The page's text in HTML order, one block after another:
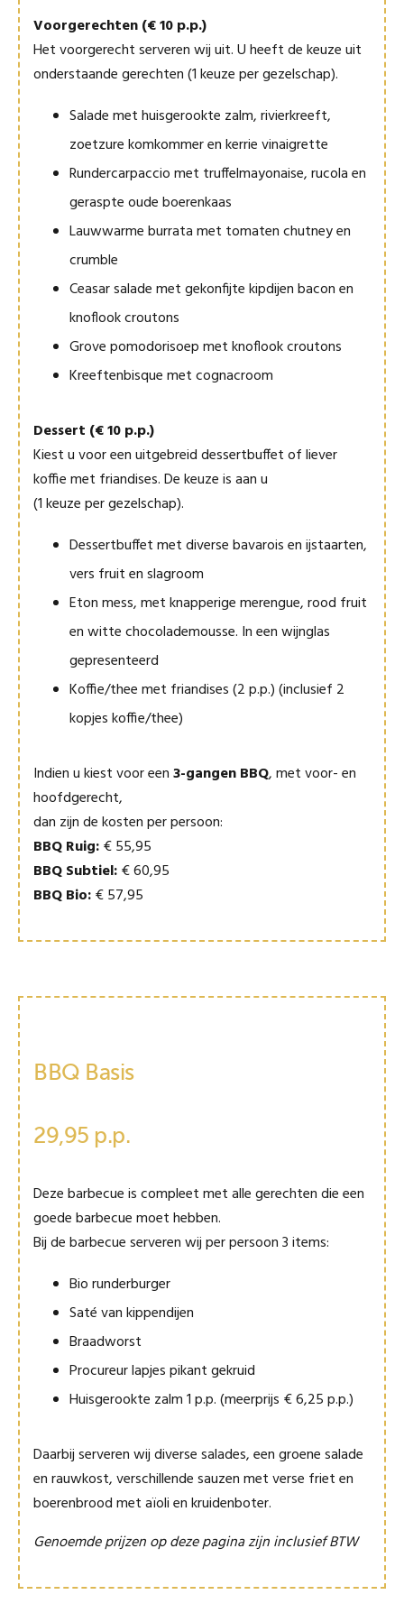
Voorgerechten (€ 10 p.p.)
Het voorgerecht serveren wij uit. U heeft de keuze uit
onderstaande gerechten (1 keuze per gezelschap).
Salade met huisgerookte zalm, rivierkreeft,
zoetzure komkommer en kerrie vinaigrette
Rundercarpaccio met truffelmayonaise, rucola en
geraspte oude boerenkaas
Lauwwarme burrata met tomaten chutney en
crumble
Ceasar salade met gekonfijte kipdijen bacon en
knoflook croutons
Grove pomodorisoep met knoflook croutons
Kreeftenbisque met cognacroom
Dessert (€ 10 p.p.)
Kiest u voor een uitgebreid dessertbuffet of liever
koffie met friandises. De keuze is aan u
(1 keuze per gezelschap).
Dessertbuffet met diverse bavarois en ijstaarten,
vers fruit en slagroom
Eton mess, met knapperige merengue, rood fruit
en witte chocolademousse. In een wijnglas
gepresenteerd
Koffie/thee met friandises (2 p.p.) (inclusief 2
kopjes koffie/thee)
Indien u kiest voor een3-gangen BBQ, met voor- en
hoofdgerecht,
dan zijn de kosten per persoon:
BBQ Ruig:€ 55,95
BBQ Subtiel:€ 60,95
BBQ Bio:€ 57,95
BBQ Basis
29,95 p.p.
Deze barbecue is compleet met alle gerechten die een
goede barbecue moet hebben.
Bij de barbecue serveren wij per persoon 3 items:
Bio runderburger
Saté van kippendijen
Braadworst
Procureur lapjes pikant gekruid
Huisgerookte zalm 1 p.p. (meerprijs € 6,25 p.p.)
Daarbij serveren wij diverse salades, een groene salade
en rauwkost, verschillende sauzen met verse friet en
boerenbrood met aïoli en kruidenboter.
Genoemde prijzen op deze pagina zijn inclusief BTW